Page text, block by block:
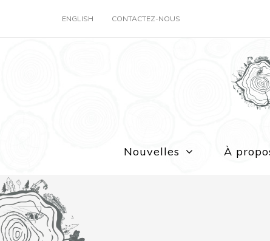
ENGLISH CONTACTEZ-NOUS
Nouvelles À